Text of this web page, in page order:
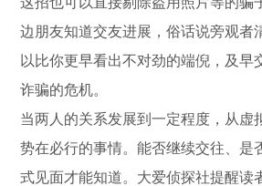
边朋友知道交友进展，俗话说旁观者
以比你更早看出不对劲的端倪，及早
诈骗的危机。
当两人的关系发展到一定程度，从虚
势在必行的事情。能否继续交往、是
式见面才能知道。大爱侦探社提醒读